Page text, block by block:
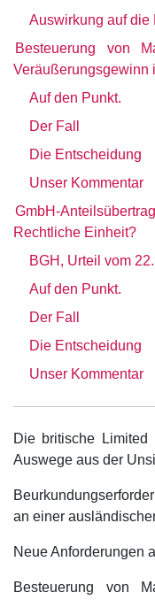
Auswirkung auf die
Besteuerung von
Veräußerungsgewinn
Auf den Punkt.
Der Fall
Die Entscheidung
Unser Kommentar
GmbH-
Rechtliche Einheit?
BGH, Urteil vom
Auf den Punkt.
Der Fall
Die Entscheidung
Unser Kommentar
Die britische Limited
Auswege aus der
an einer
Neue Anforderungen
Besteuerung von